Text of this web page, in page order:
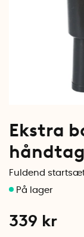
Ekstra
håndtag
Fuldend
339 kr